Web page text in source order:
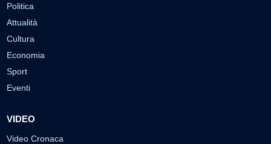
Politica
Attualità
Cultura
Economia
Sport
Eventi
VIDEO
Video Cronaca